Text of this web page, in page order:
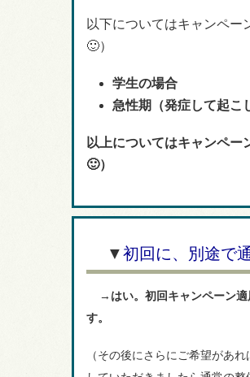
以下についてはキャンペー
🙂）
学生の場合
急性期（発症して起こ
以上についてはキャンペー
🙂）
▼初回に、別途で
→ はい。 初回キャンペーン
す。
（その後にさらにご希望があれ